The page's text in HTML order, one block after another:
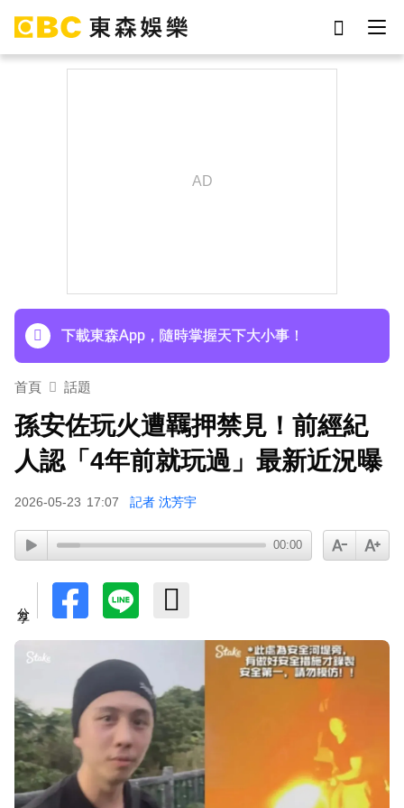
影曝光粉鼻酸
下載東森App，隨時掌握天下大小事！
97萬網紅「肥大叔」驟逝！2天前才開直播 最後身
首頁 話題
孫安佐玩火遭羈押禁見！前經紀
人認「4年前就玩過」最新近況曝
2026-05-23 17:07 記者 沈芳宇
00:00